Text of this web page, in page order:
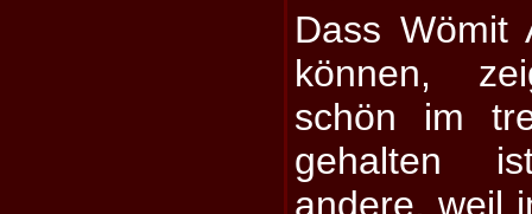
Dass Wömit
können,
schön im
gehalten
andere, weil